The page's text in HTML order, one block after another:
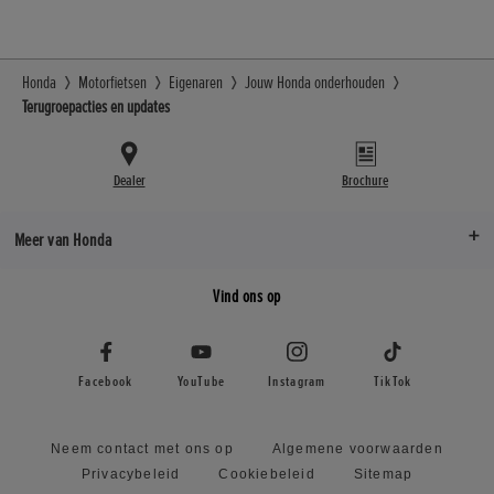
motorkap.
Honda Motorfietsen Eigenaren
Jouw Honda onderhouden
Terugroepacties en updates
Dealer Brochure
Meer van Honda
Vind ons op
Facebook YouTube Instagram TikTok
Neem contact met ons op
Algemene voorwaarden
Privacybeleid
Cookiebeleid
Sitemap